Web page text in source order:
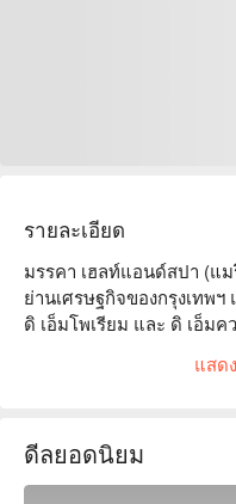
รายละเอียด
มรรคา เฮลท์แอนด์สปา (แ
ย่านเศรษฐกิจของกรุงเทพ
ดิ เอ็มโพเรียม และ ดิ เอ็มค
ห่างจาก BTS พร้อมพงษ์เ
และมีบริการรถรับส่งของโ
ใจจากพนักงานมืออาชีพมา
แนะนำและช่วยเหลืออย่าง
แสด
ดีลยอดนิยม